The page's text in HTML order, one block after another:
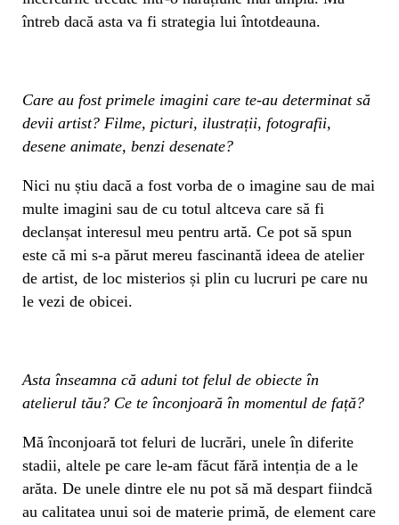
întreb dacă asta va fi strategia lui întotdeauna.
Care au fost primele imagini care te-au determinat să
devii artist? Filme, picturi, ilustrații, fotografii,
desene animate, benzi desenate?
Nici nu știu dacă a fost vorba de o imagine sau de mai
multe imagini sau de cu totul altceva care să fi
declanșat interesul meu pentru artă. Ce pot să spun
este că mi s-a părut mereu fascinantă ideea de atelier
de artist, de loc misterios și plin cu lucruri pe care nu
le vezi de obicei.
Asta înseamna că aduni tot felul de obiecte în
atelierul tău? Ce te înconjoară în momentul de față?
Mă înconjoară tot feluri de lucrări, unele în diferite
stadii, altele pe care le-am făcut fără intenția de a le
arăta. De unele dintre ele nu pot să mă despart fiindcă
au calitatea unui soi de materie primă, de element care